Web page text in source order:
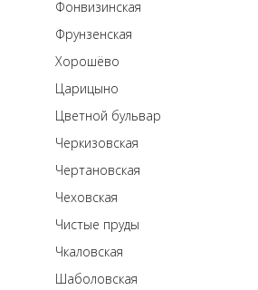
Фонвизинская
Фрунзенская
Хорошёво
Царицыно
Цветной бульвар
Черкизовская
Чертановская
Чеховская
Чистые пруды
Чкаловская
Шаболовская